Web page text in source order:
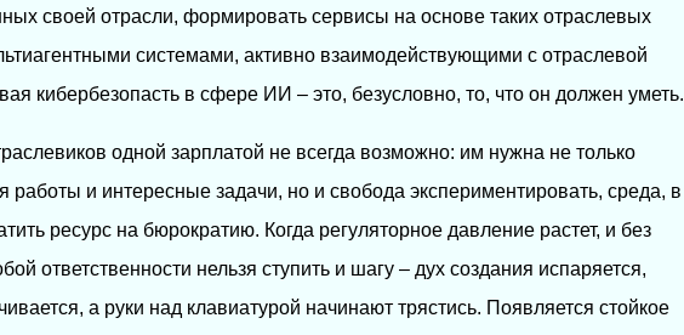
своей отрасли, формировать сервисы на основе таких отраслевых
системами, активно взаимодействующими с отраслевой
кибербезопасть в сфере ИИ – это, безусловно, то, что он должен уметь.
одной зарплатой не всегда возможно: им нужна не только
работы и интересные задачи, но и свобода экспериментировать, среда, в
ресурс на бюрократию. Когда регуляторное давление растет, и без
ответственности нельзя ступить и шагу – дух создания испаряется,
а руки над клавиатурой начинают трястись. Появляется стойкое